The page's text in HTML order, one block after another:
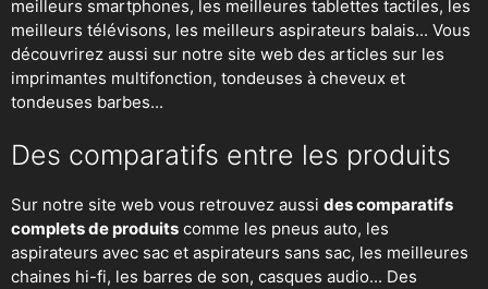
meilleurs smartphones, les meilleures tablettes tactiles, les
meilleurs télévisons, les meilleurs aspirateurs balais... Vous
découvrirez aussi sur notre site web des articles sur les
imprimantes multifonction, tondeuses à cheveux et
tondeuses barbes...
Des comparatifs entre les produits
Sur notre site web vous retrouvez aussi des comparatifs
complets de produits comme les pneus auto, les
aspirateurs avec sac et aspirateurs sans sac, les meilleures
chaines hi-fi, les barres de son, casques audio... Des